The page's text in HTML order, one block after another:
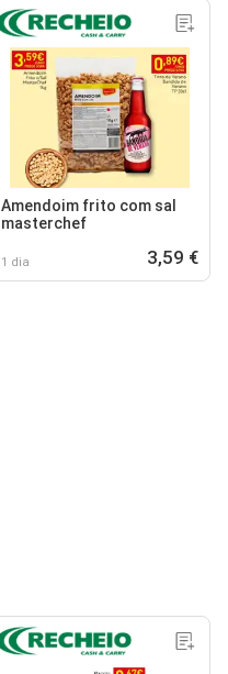
Amendoim frito com sal
masterchef
1 dia 3,59 €